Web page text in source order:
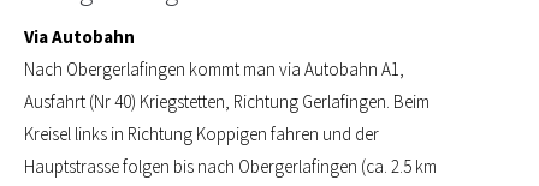
Via Autobahn
Nach Obergerlafingen kommt man via Autobahn A1,
Ausfahrt (Nr 40) Kriegstetten, Richtung Gerlafingen. Beim
Kreisel links in Richtung Koppigen fahren und der
Hauptstrasse folgen bis nach Obergerlafingen (ca. 2.5 km